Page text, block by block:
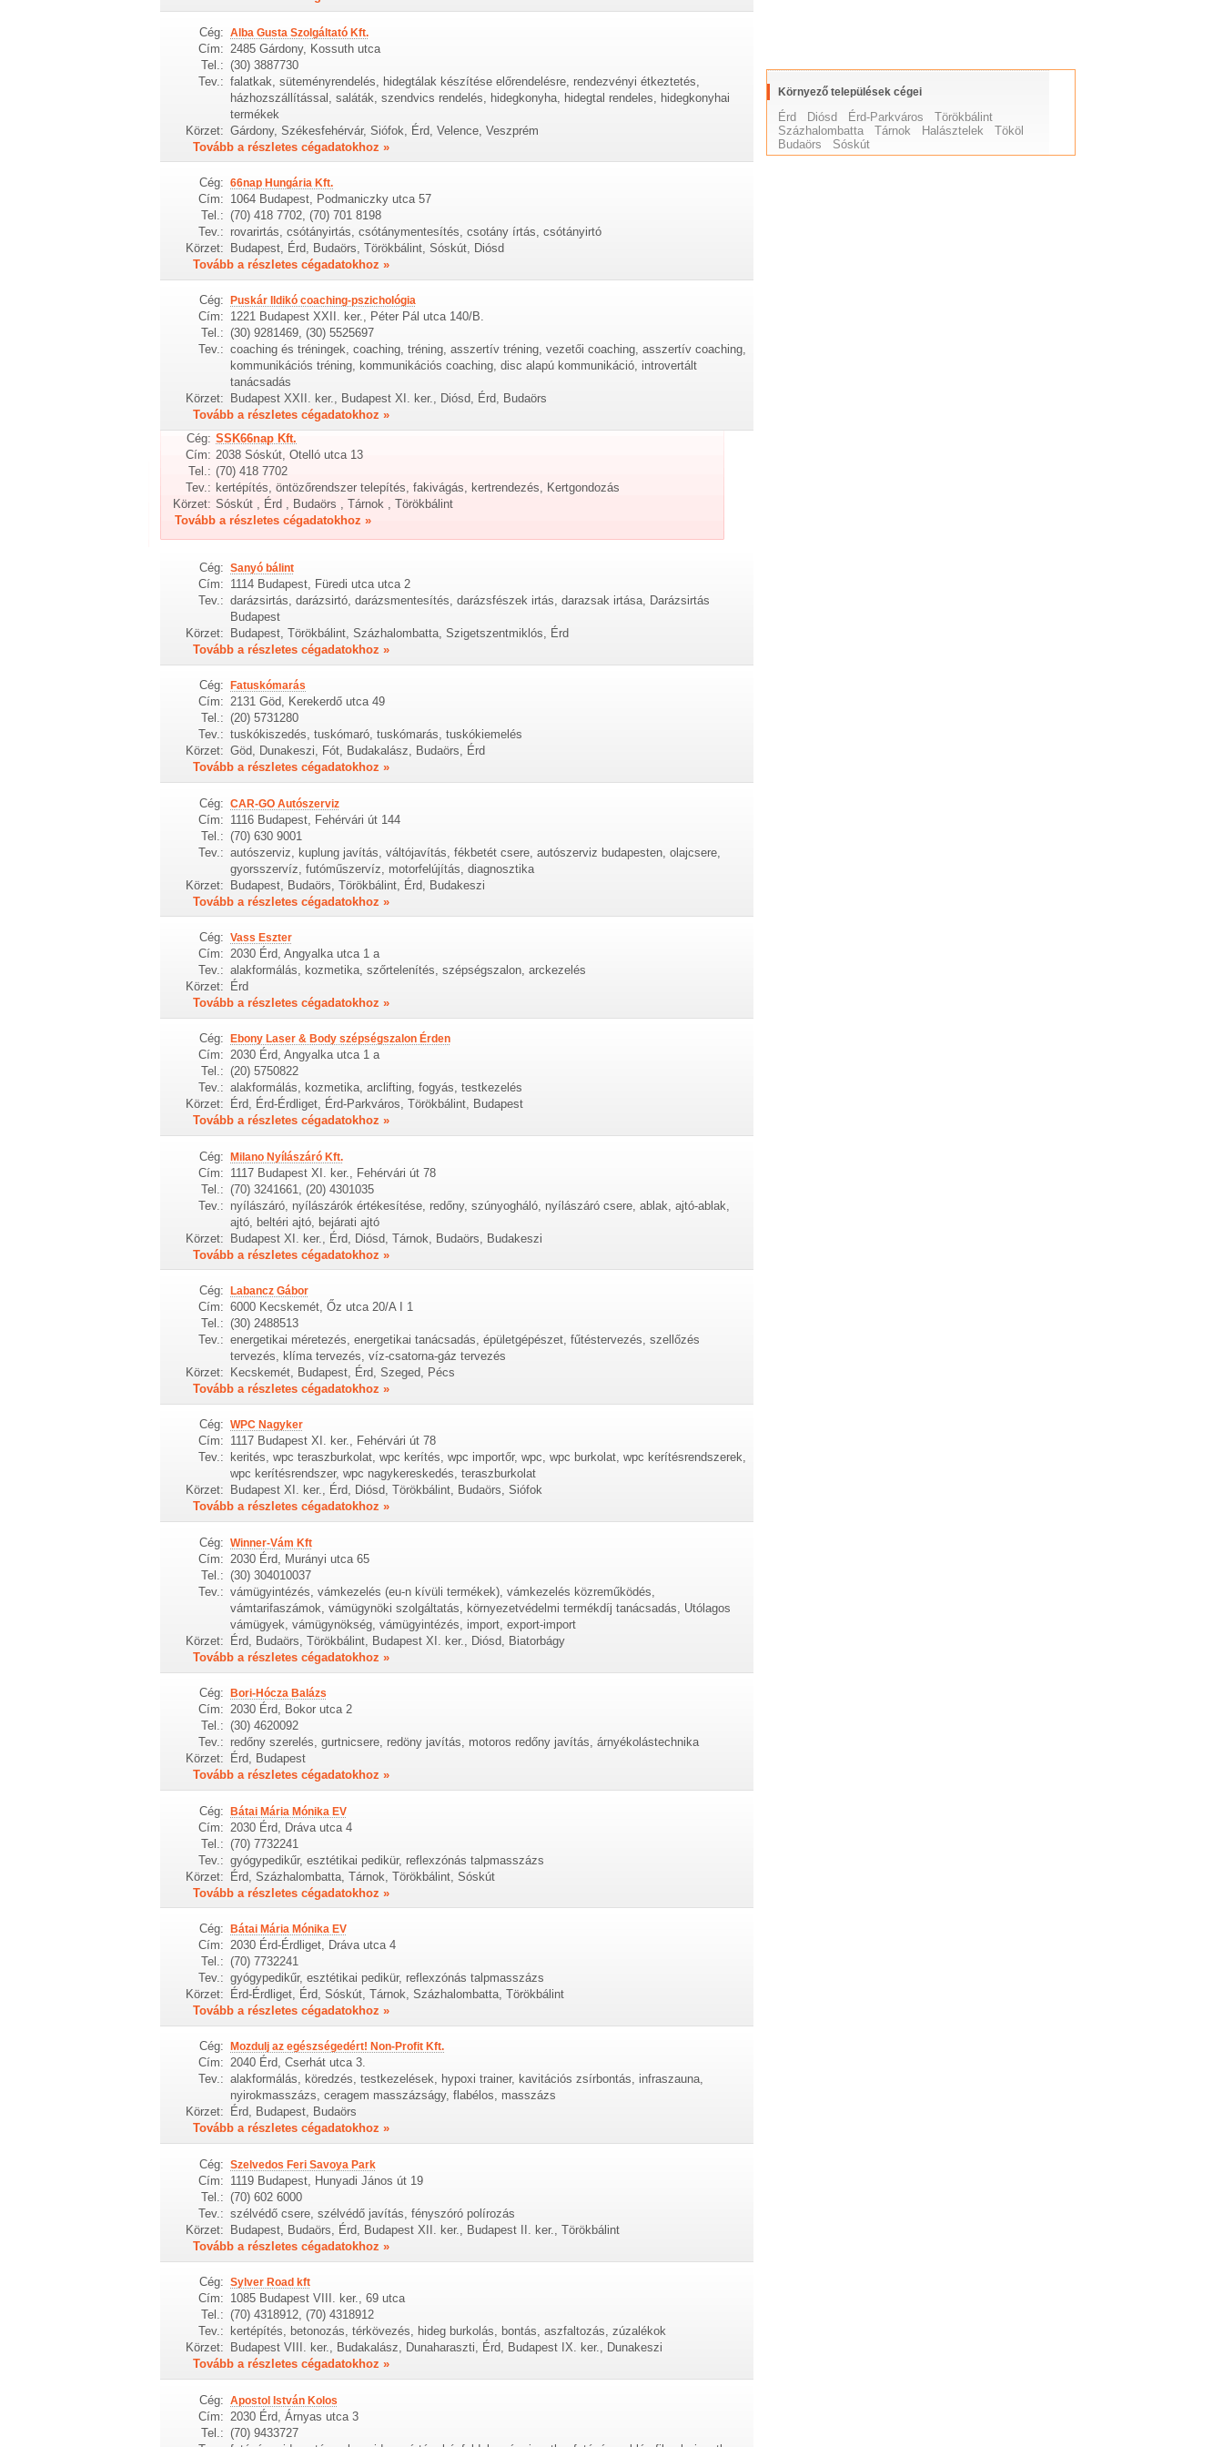
Cég: Alba Gusta Szolgáltató Kft.
Cím: 2485 Gárdony, Kossuth utca
Tel.: (30) 3887730
Tev.: falatkak, süteményrendelés, hidegtálak készítése előrendelésre, rendezvényi étkeztetés,
házhozszállítással, saláták, szendvics rendelés, hidegkonyha, hidegtal rendeles, hidegkonyhai
termékek
Körzet: Gárdony, Székesfehérvár, Siófok, Érd, Velence, Veszprém
Tovább a részletes cégadatokhoz »
Cég: 66nap Hungária Kft.
Cím: 1064 Budapest, Podmaniczky utca 57
Tel.: (70) 418 7702, (70) 701 8198
Tev.: rovarirtás, csótányirtás, csótánymentesítés, csotány írtás, csótányirtó
Körzet:
Budapest, Érd, Budaörs, Törökbálint, Sóskút, Diósd
Tovább a részletes cégadatokhoz »
Cég: Puskár Ildikó coaching-pszichológia
Cím: 1221 Budapest XXII. ker., Péter Pál utca 140/B.
Tel.: (30) 9281469, (30) 5525697
Tev.: coaching és tréningek, coaching, tréning, asszertív tréning, vezetői coaching, asszertív coaching,
kommunikációs tréning, kommunikációs coaching, disc alapú kommunikáció, introvertált
tanácsadás
Körzet:
Budapest XXII. ker., Budapest XI. ker., Diósd, Érd, Budaörs
Tovább a részletes cégadatokhoz »
Cég: SSK66nap Kft.
Cím: 2038 Sóskút, Otelló utca 13
Tel.: (70) 418 7702
Tev.: kertépítés, öntözőrendszer telepítés, fakivágás, kertrendezés, Kertgondozás
Körzet: Sóskút , Érd , Budaörs , Tárnok , Törökbálint
Tovább a részletes cégadatokhoz »
Cég: Sanyó bálint
Cím: 1114 Budapest, Füredi utca utca 2
Tev.: darázsirtás, darázsirtó, darázsmentesítés, darázsfészek irtás, darazsak irtása, Darázsirtás
Budapest
Körzet: Budapest, Törökbálint, Százhalombatta, Szigetszentmiklós, Érd
Tovább a részletes cégadatokhoz »
Cég: Fatuskómarás
Cím: 2131 Göd, Kerekerdő utca 49
Tel.: (20) 5731280
Tev.: tuskókiszedés, tuskómaró, tuskómarás, tuskókiemelés
Körzet: Göd, Dunakeszi, Fót, Budakalász, Budaörs, Érd
Tovább a részletes cégadatokhoz »
Cég: CAR-GO Autószerviz
Cím: 1116 Budapest, Fehérvári út 144
Tel.: (70) 630 9001
Tev.: autószerviz, kuplung javítás, váltójavítás, fékbetét csere, autószerviz budapesten, olajcsere,
gyorsszervíz, futóműszervíz, motorfelújítás, diagnosztika
Körzet: Budapest, Budaörs, Törökbálint, Érd, Budakeszi
Tovább a részletes cégadatokhoz »
Cég: Vass Eszter
Cím: 2030 Érd, Angyalka utca 1 a
Tev.: alakformálás, kozmetika, szőrtelenítés, szépségszalon, arckezelés
Körzet:
Érd
Tovább a részletes cégadatokhoz »
Cég: Ebony Laser & Body szépségszalon Érden
Cím: 2030 Érd, Angyalka utca 1 a
Tel.: (20) 5750822
Tev.: alakformálás, kozmetika, arclifting, fogyás, testkezelés
Körzet:
Érd, Érd-Érdliget, Érd-Parkváros, Törökbálint, Budapest
Tovább a részletes cégadatokhoz »
Cég: Milano Nyílászáró Kft.
Cím: 1117 Budapest XI. ker., Fehérvári út 78
Tel.: (70) 3241661, (20) 4301035
Tev.: nyílászáró, nyílászárók értékesítése, redőny, szúnyogháló, nyílászáró csere, ablak, ajtó-ablak,
ajtó, beltéri ajtó, bejárati ajtó
Körzet: Budapest XI. ker., Érd, Diósd, Tárnok, Budaörs, Budakeszi
Tovább a részletes cégadatokhoz »
Cég: Labancz Gábor
Cím: 6000 Kecskemét, Őz utca 20/A I 1
Tel.: (30) 2488513
Tev.: energetikai méretezés, energetikai tanácsadás, épületgépészet, fűtéstervezés, szellőzés
tervezés, klíma tervezés, víz-csatorna-gáz tervezés
Körzet:
Kecskemét, Budapest, Érd, Szeged, Pécs
Tovább a részletes cégadatokhoz »
Cég: WPC Nagyker
Cím: 1117 Budapest XI. ker., Fehérvári út 78
Tev.:
kerités, wpc teraszburkolat, wpc kerítés, wpc importőr, wpc, wpc burkolat, wpc kerítésrendszerek,
wpc kerítésrendszer, wpc nagykereskedés, teraszburkolat
Körzet:
Budapest XI. ker., Érd, Diósd, Törökbálint, Budaörs, Siófok
Tovább a részletes cégadatokhoz »
Cég: Winner-Vám Kft
Cím: 2030 Érd, Murányi utca 65
Tel.: (30) 304010037
Tev.: vámügyintézés, vámkezelés (eu-n kívüli termékek), vámkezelés közreműködés,
vámtarifaszámok, vámügynöki szolgáltatás, környezetvédelmi termékdíj tanácsadás, Utólagos
vámügyek, vámügynökség, vámügyintézés, import, export-import
Körzet:
Érd, Budaörs, Törökbálint, Budapest XI. ker., Diósd, Biatorbágy
Tovább a részletes cégadatokhoz »
Cég: Bori-Hócza Balázs
Cím: 2030 Érd, Bokor utca 2
Tel.: (30) 4620092
Tev.: redőny szerelés, gurtnicsere, redöny javítás, motoros redőny javítás, árnyékolástechnika
Körzet:
Érd, Budapest
Tovább a részletes cégadatokhoz »
Cég: Bátai Mária Mónika EV
Cím: 2030 Érd, Dráva utca 4
Tel.: (70) 7732241
Tev.: gyógypedikűr, esztétikai pedikür, reflexzónás talpmasszázs
Körzet: Érd, Százhalombatta, Tárnok, Törökbálint, Sóskút
Tovább a részletes cégadatokhoz »
Cég: Bátai Mária Mónika EV
Cím: 2030 Érd-Érdliget, Dráva utca 4
Tel.: (70) 7732241
Tev.: gyógypedikűr, esztétikai pedikür, reflexzónás talpmasszázs
Körzet:
Érd-Érdliget, Érd, Sóskút, Tárnok, Százhalombatta, Törökbálint
Tovább a részletes cégadatokhoz »
Cég: Mozdulj az egészségedért! Non-Profit Kft.
Cím: 2040 Érd, Cserhát utca 3.
Tev.: alakformálás, köredzés, testkezelések, hypoxi trainer, kavitációs zsírbontás, infraszauna,
nyirokmasszázs, ceragem masszázságy, flabélos, masszázs
Körzet:
Érd, Budapest, Budaörs
Tovább a részletes cégadatokhoz »
Cég: Szelvedos Feri Savoya Park
Cím: 1119 Budapest, Hunyadi János út 19
Tel.: (70) 602 6000
Tev.: szélvédő csere, szélvédő javítás, fényszóró polírozás
Körzet:
Budapest, Budaörs, Érd, Budapest XII. ker., Budapest II. ker., Törökbálint
Tovább a részletes cégadatokhoz »
Cég: Sylver Road kft
Cím: 1085 Budapest VIII. ker., 69 utca
Tel.: (70) 4318912, (70) 4318912
Tev.:
kertépítés, betonozás, térkövezés, hideg burkolás, bontás, aszfaltozás, zúzalékok
Körzet:
Budapest VIII. ker., Budakalász, Dunaharaszti, Érd, Budapest IX. ker., Dunakeszi
Tovább a részletes cégadatokhoz »
Cég: Apostol István Kolos
Cím: 2030 Érd, Árnyas utca 3
Tel.: (70) 9433727
Környező települések cégei
Érd Diósd Érd-Parkváros
Törökbálint
Százhalombatta
Tárnok Halásztelek
Tököl
Budaörs
Sóskút